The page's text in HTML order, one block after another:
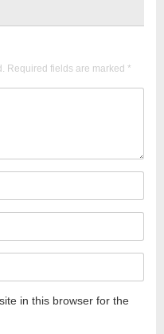
Required fields are marked *
in this browser for the